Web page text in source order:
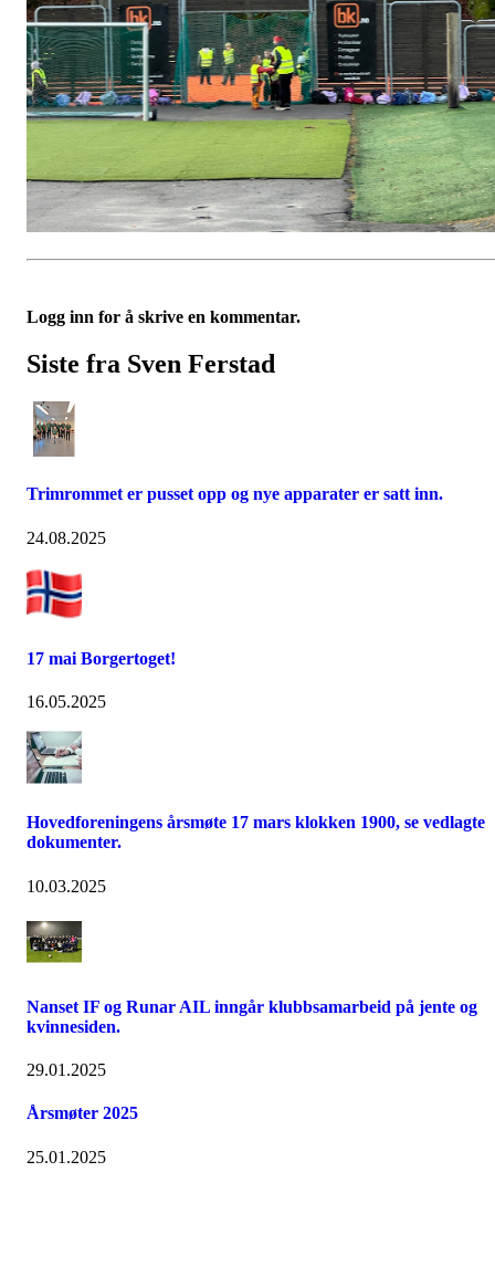
Logg inn for å skrive en kommentar.
Siste fra Sven Ferstad
Trimrommet er pusset opp og nye apparater er satt inn.
24.08.2025
17 mai Borgertoget!
16.05.2025
Hovedforeningens årsmøte 17 mars klokken 1900, se vedlagte
dokumenter.
10.03.2025
Nanset IF og Runar AIL inngår klubbsamarbeid på jente og
kvinnesiden.
29.01.2025
Årsmøter 2025
25.01.2025